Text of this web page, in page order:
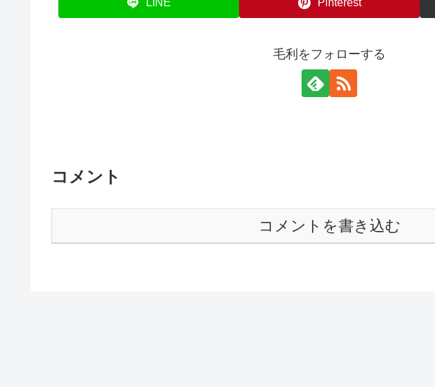
毛利をフォローする
コメント
コメントを書き込む